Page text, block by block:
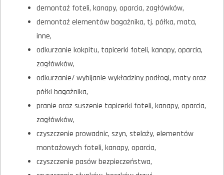
demontaż foteli, kanapy, oparcia, zagłówków,
demontaż elementów bagażnika, tj. półka, mata,
inne,
odkurzanie kokpitu, tapicerki foteli, kanapy, oparcia,
zagłówków,
odkurzanie/ wybijanie wykładziny podłogi, maty oraz
półki bagażnika,
pranie oraz suszenie tapicerki foteli, kanapy, oparcia,
zagłówków,
czyszczenie prowadnic, szyn, stelaży, elementów
montażowych foteli, kanapy, oparcia,
czyszczenie pasów bezpieczeństwa,